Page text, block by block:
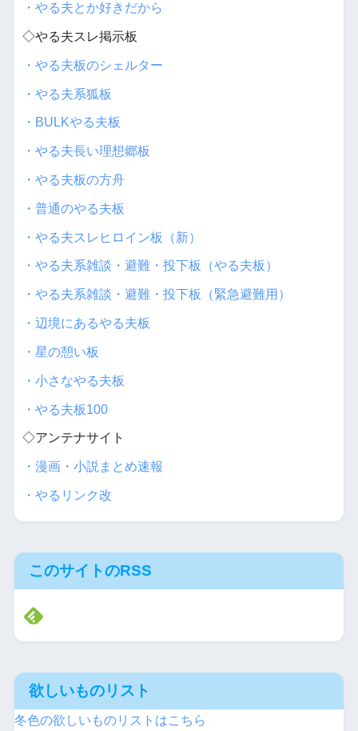
・やる夫とか好きだから
◇やる夫スレ掲示板
・やる夫板のシェルター
・やる夫系狐板
・BULKやる夫板
・やる夫長い理想郷板
・やる夫板の方舟
・普通のやる夫板
・やる夫スレヒロイン板（新）
・やる夫系雑談・避難・投下板（やる夫板）
・やる夫系雑談・避難・投下板（緊急避難用）
・辺境にあるやる夫板
・星の憩い板
・小さなやる夫板
・やる夫板100
◇アンテナサイト
・漫画・小説まとめ速報
・やるリンク改
このサイトのRSS
欲しいものリスト
冬色の欲しいものリストはこちら